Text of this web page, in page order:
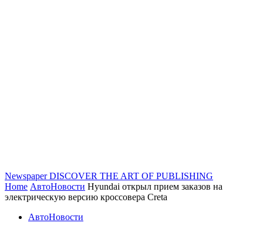
Newspaper DISCOVER THE ART OF PUBLISHING
Home АвтоНовости Hyundai открыл прием заказов на
электрическую версию кроссовера Creta
АвтоНовости